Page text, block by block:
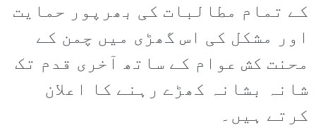
کے تمام مطالبات کی بھرپور حمایت
اور مشکل کی اس گھڑی میں چمن کے
محنت کش عوام کے ساتھ آخری قدم تک
شانہ بشانہ کھڑے رہنے کا اعلان
کرتے ہیں۔